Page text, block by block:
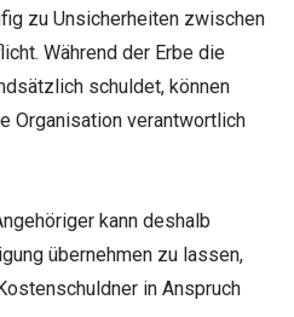
zu Unsicherheiten zwischen
Während der Erbe die
schuldet, können
Organisation verantwortlich
kann deshalb
übernehmen zu lassen,
in Anspruch